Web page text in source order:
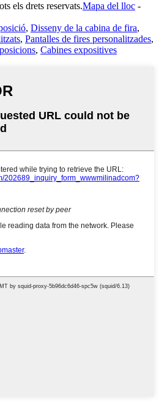
els drets reservats.Mapa del lloc -
, Disseny de la cabina de fira,
, Pantalles de fires personalitzades,
, Cabines expositives